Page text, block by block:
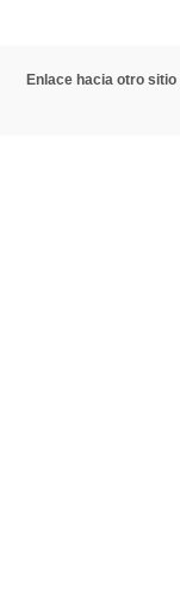
Enlace hacia otro sitio